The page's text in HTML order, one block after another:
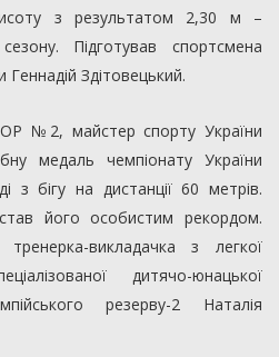
з результатом 2,30 м –
Підготував спортсмена
Здітовецький.
№2, майстер спорту України
медаль чемпіонату України
з бігу на дистанції 60 метрів.
його особистим рекордом.
тренерка-викладачка з легкої
дитячо-юнацької
резерву-2 Наталія